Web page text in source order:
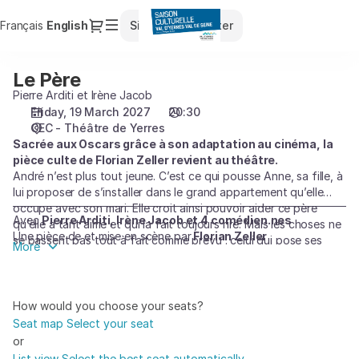
Français Current
English Dialog
Sign in Register
selection
Théâtre
de
Yerres
19.03.2027
20:30
Père]
du
Val
d'Yerres
Le
Père
Le Père
Pierre Arditi et Irène Jacob
Friday, 19 March 2027
20:30
CEC - Théâtre de Yerres
Sacrée aux Oscars grâce à son adaptation au cinéma, la
pièce culte de Florian Zeller revient au théâtre.
André n’est plus tout jeune. C’est ce qui pousse Anne, sa fille, à
lui proposer de s’installer dans le grand appartement qu’elle
occupe avec son mari. Elle croit ainsi pouvoir aider ce père
qu’elle a tant aimé et qui la fait toujours rire. Mais les choses ne
se passent pas tout à fait comme prévu : celui qui pose ses
jour, l’enfant de nos enfants.
AvecPierre Arditi, Irène Jacob et 4 comédien.nes
Une pièce de et mise en scène parFlorian Zeller
More
How would you choose your seats?
Seat map Select your seat
or